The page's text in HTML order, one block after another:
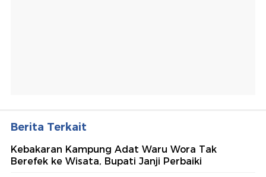
Berita Terkait
Kebakaran Kampung Adat Waru Wora Tak
Berefek ke Wisata, Bupati Janji Perbaiki